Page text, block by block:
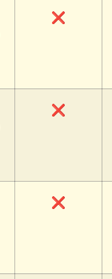
❌
❌
❌